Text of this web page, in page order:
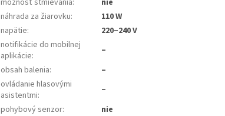
náhrada za žiarovku:
110 W
napätie:
220–240 V
notifikácie do mobilnej
aplikácie:
–
obsah balenia:
–
ovládanie hlasovými
asistentmi:
–
pohybový senzor:
nie